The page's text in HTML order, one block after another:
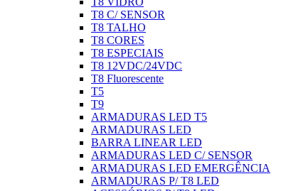
T8 C/ SENSOR
T8 TALHO
T8 CORES
T8 ESPECIAIS
T8 12VDC/24VDC
T8 Fluorescente
T5
T9
ARMADURAS LED T5
ARMADURAS LED
BARRA LINEAR LED
ARMADURAS LED C/ SENSOR
ARMADURAS LED EMERGÊNCIA
ARMADURAS P/ T8 LED